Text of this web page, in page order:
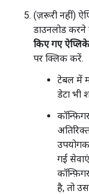
(ज़रूरी नहीं)
डाउनलोड
किए गए
पर क्लिक करें.
टेबल में
डेटा भी
गई
है, तो